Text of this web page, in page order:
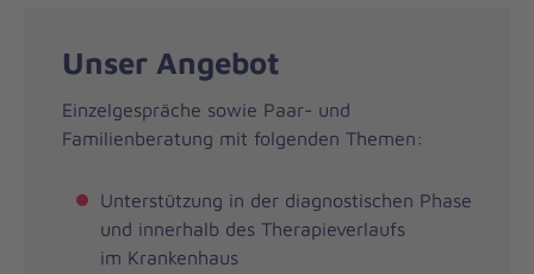
Unser Angebot
Einzelgespräche sowie Paar- und
Familienberatung mit folgenden Themen:
Unterstützung in der diagnostischen Phase
und innerhalb des Therapieverlaufs
im Krankenhaus